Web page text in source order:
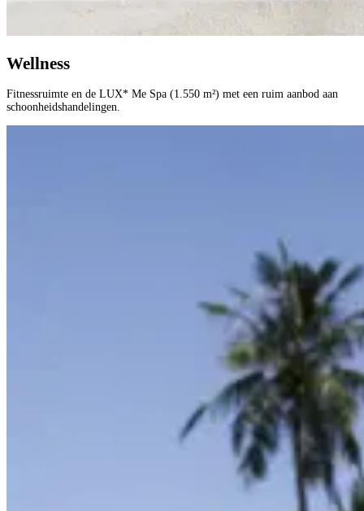
Wellness
Fitnessruimte en de LUX* Me Spa (1.550 m²) met een ruim aanbod aan
schoonheidshandelingen.